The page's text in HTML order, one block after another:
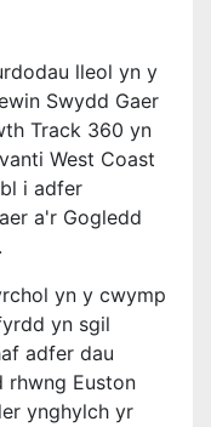
lleol yn y
Swydd Gaer
Track 360 yn
West Coast
i adfer
a'r Gogledd
yn y cwymp
yn sgil
adfer dau
rhwng Euston
ynghylch yr